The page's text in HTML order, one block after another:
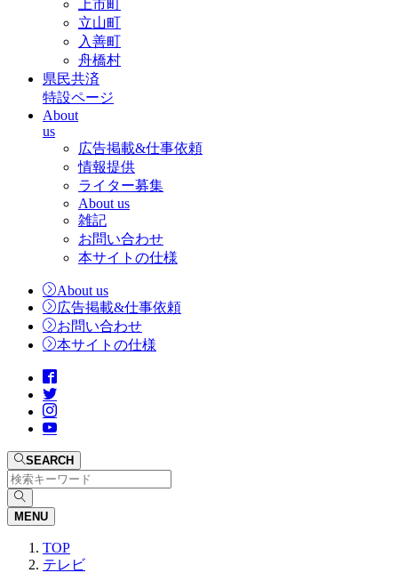
上市町
立山町
入善町
舟橋村
県民共済
特設ページ
About
us
広告掲載&仕事依頼
情報提供
ライター募集
About us
雑記
お問い合わせ
本サイトの仕様
About us
広告掲載&仕事依頼
お問い合わせ
本サイトの仕様
SEARCH
MENU
TOP
テレビ